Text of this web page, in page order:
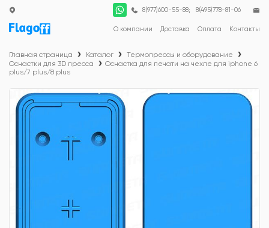
О компании Доставка Оплата Контакты
8(977)600-55-88; 8(495)778-81-06
Главная страница Каталог
Термопрессы и оборудование
Оснастки для 3D пресса
Оснастка для печати на чехле для iphone 6
plus/7 plus/8 plus